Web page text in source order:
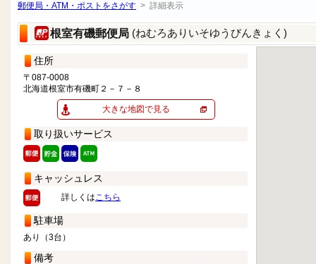
郵便局・ATM・ポストをさがす > 詳細表示
根室有磯郵便局 (ねむろありいそゆうびんきょく)
住所
〒087-0008
北海道根室市有磯町２－７－８
大きな地図で見る
取り扱いサービス
キャッシュレス
詳しくはこちら
駐車場
あり（3台）
備考